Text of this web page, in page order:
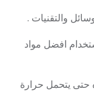
والتقنيات .
افضل مواد
حتى يتحمل حرارة